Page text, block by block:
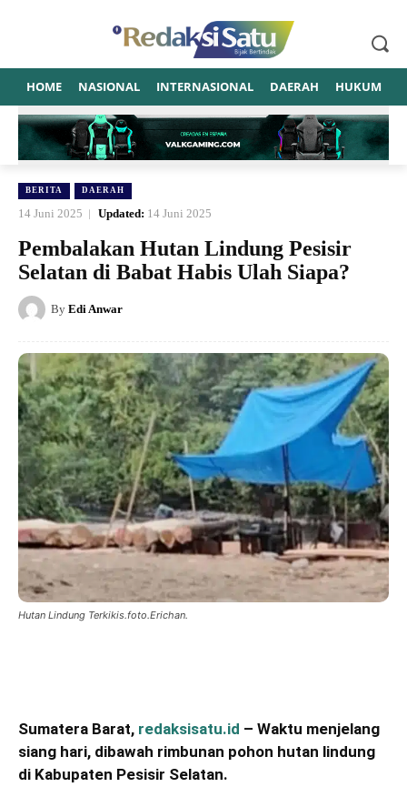
HOME NASIONAL INTERNASIONAL DAERAH HUKUM
BERITA DAERAH
14 Juni 2025 Updated: 14 Juni 2025
Pembalakan Hutan Lindung Pesisir
Selatan di Babat Habis Ulah Siapa?
By Edi Anwar
Hutan Lindung Terkikis.foto.Erichan.
Sumatera Barat, redaksisatu.id – Waktu menjelang
siang hari, dibawah rimbunan pohon hutan lindung
di Kabupaten Pesisir Selatan.